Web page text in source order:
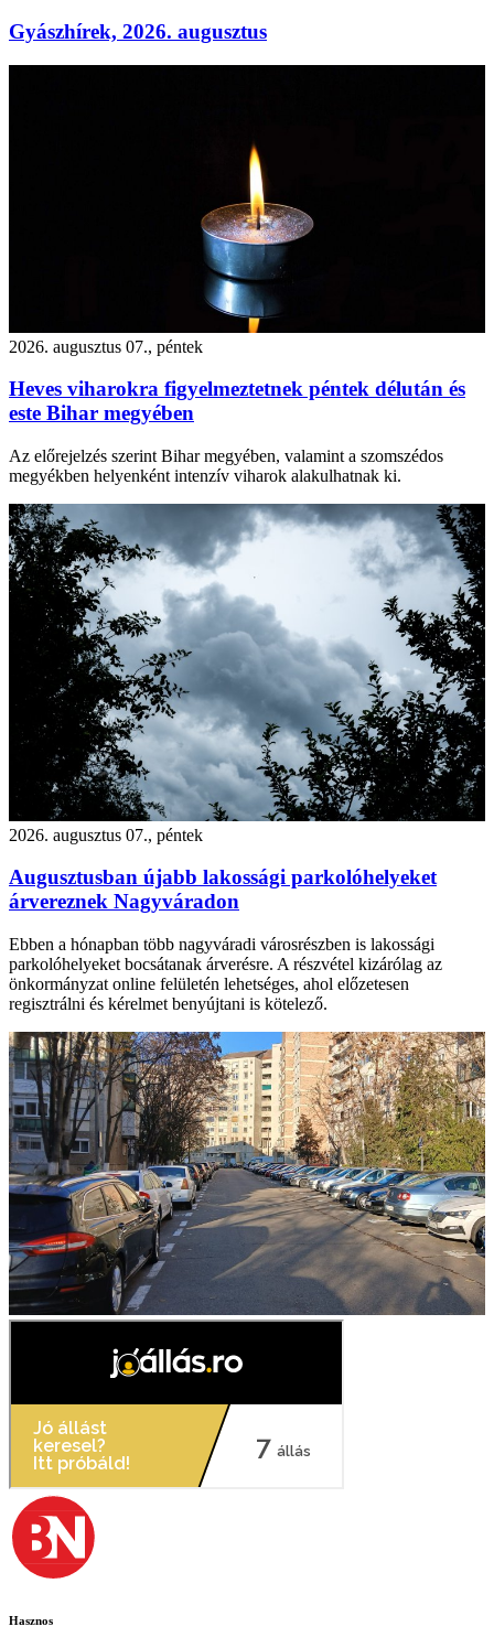
Gyászhírek, 2026. augusztus
2026. augusztus 07., péntek
Heves viharokra figyelmeztetnek péntek délután és
este Bihar megyében
Az előrejelzés szerint Bihar megyében, valamint a szomszédos
megyékben helyenként intenzív viharok alakulhatnak ki.
2026. augusztus 07., péntek
Augusztusban újabb lakossági parkolóhelyeket
árvereznek Nagyváradon
Ebben a hónapban több nagyváradi városrészben is lakossági
parkolóhelyeket bocsátanak árverésre. A részvétel kizárólag az
önkormányzat online felületén lehetséges, ahol előzetesen
regisztrálni és kérelmet benyújtani is kötelező.
Hasznos